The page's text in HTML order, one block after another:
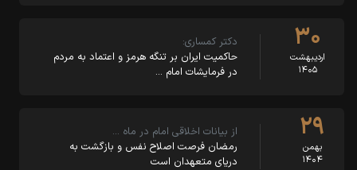
۳۰
اردیبهشت
۱۴۰۵
دکتر کمساری:
حاکمیت ایران بر تنگه هرمز و اعتماد به مردم
در فرمایشات امام …
۲۹
بهمن
۱۴۰۴
از بیانات اخلاقی امام در ماه …
رمضان فرصت اصلاح نفس و بازگشت به
دریای متعهدان است